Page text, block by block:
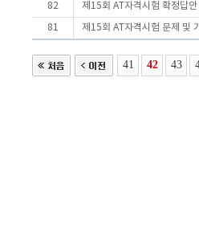
82 제15회 AT자격시험 확정답
81 제15회 AT자격시험 문제 및
41 42 43